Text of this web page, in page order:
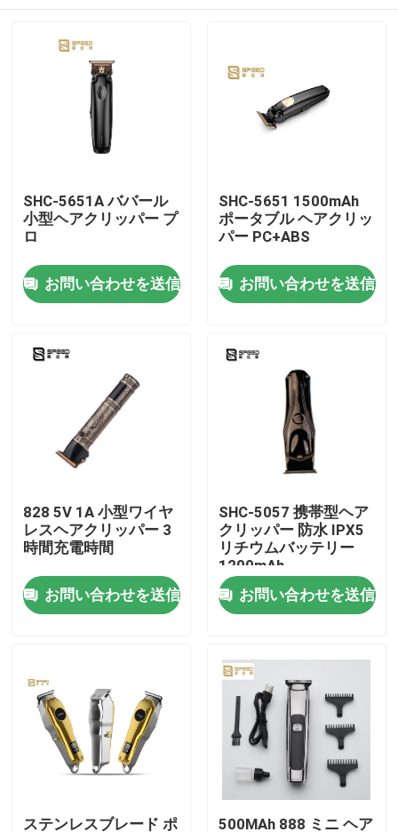
VRショー
プロの髪を切断機
理髪器 理髪器
コードレス ヘア トリマー
防水型 ヘア トリマー
SHC-5651A ババール
小型ヘアクリッパー プ
ロ
お問い合わせを送信
SHC-5651 1500mAh
ポータブル ヘアクリッ
パー PC+ABS
お問い合わせを送信
828 5V 1A 小型ワイヤ
レスヘアクリッパー 3
時間充電時間
お問い合わせを送信
SHC-5057 携帯型ヘア
クリッパー 防水 IPX5
リチウムバッテリー
1200mAh
お問い合わせを送信
ステンレスブレード ポ 500MAh 888 ミニ ヘア